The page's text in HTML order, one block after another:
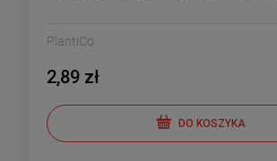
PlantiCo
2,89 zł
DO KOSZYKA